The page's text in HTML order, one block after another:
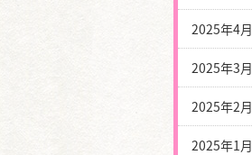
2025年4月
2025年3月
2025年2月
2025年1月